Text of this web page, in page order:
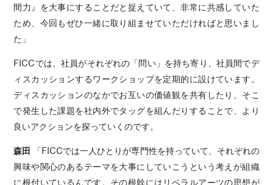
間力』を大事にすることだと捉えていて、非常に共感していた
ため、今回もぜひ一緒に取り組ませていただければと思いまし
た」
FICCでは、社員がそれぞれの「問い」を持ち寄り、社員間でデ
ィスカッションするワークショップを定期的に設けています。
ディスカッションのなかでお互いの価値観を共有したり、そこ
で発生した課題を社内外でタッグを組んだりすることで、より
良いアクションを探っていくのです。
森田 「FICCでは一人ひとりが専門性を持っていて、それぞれの
興味や関心のあるテーマを大事にしていこうという考えが組織
に根付いているんです。その根幹にはリベラルアーツの思想が